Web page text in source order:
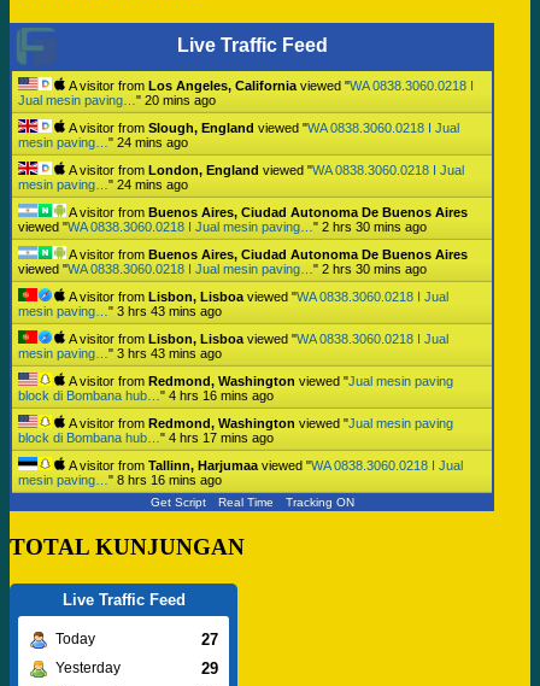
Live Traffic Feed
A visitor from Los Angeles, California viewed "WA 0838.3060.0218 I
Jual mesin paving… " 20 mins ago
A visitor from Slough, England viewed "WA 0838.3060.0218 I Jual
mesin paving… " 24 mins ago
A visitor from London, England viewed "WA 0838.3060.0218 I Jual
mesin paving… " 24 mins ago
A visitor from Buenos Aires, Ciudad Autonoma De Buenos Aires
viewed "WA 0838.3060.0218 I Jual mesin paving… " 2 hrs 30 mins ago
A visitor from Buenos Aires, Ciudad Autonoma De Buenos Aires
viewed "WA 0838.3060.0218 I Jual mesin paving… " 2 hrs 30 mins ago
A visitor from Lisbon, Lisboa viewed "WA 0838.3060.0218 I Jual
mesin paving… " 3 hrs 43 mins ago
A visitor from Lisbon, Lisboa viewed "WA 0838.3060.0218 I Jual
mesin paving… " 3 hrs 43 mins ago
A visitor from Redmond, Washington viewed "Jual mesin paving
block di Bombana hub… " 4 hrs 16 mins ago
A visitor from Redmond, Washington viewed "Jual mesin paving
block di Bombana hub… " 4 hrs 17 mins ago
A visitor from Tallinn, Harjumaa viewed "WA 0838.3060.0218 I Jual
mesin paving… " 8 hrs 16 mins ago
Get Script Real Time Tracking ON
TOTAL KUNJUNGAN
Live Traffic Feed
Today 27
Yesterday 29